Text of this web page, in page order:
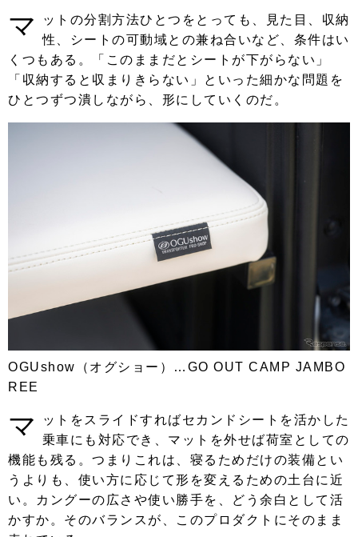
マ
ットの分割方法ひとつをとっても、見た目、収納
性、シートの可動域との兼ね合いなど、条件はい
くつもある。「このままだとシートが下がらない」
「収納すると収まりきらない」といった細かな問題を
ひとつずつ潰しながら、形にしていくのだ。
OGUshow（オグショー）…GO OUT CAMP JAMBO
REE
マ
ットをスライドすればセカンドシートを活かした
乗車にも対応でき、マットを外せば荷室としての
機能も残る。つまりこれは、寝るためだけの装備とい
うよりも、使い方に応じて形を変えるための土台に近
い。カングーの広さや使い勝手を、どう余白として活
かすか。そのバランスが、このプロダクトにそのまま